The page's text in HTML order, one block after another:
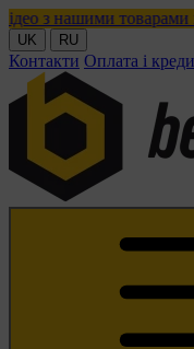
в соцмережах
UK RU
Контакти Оплата і